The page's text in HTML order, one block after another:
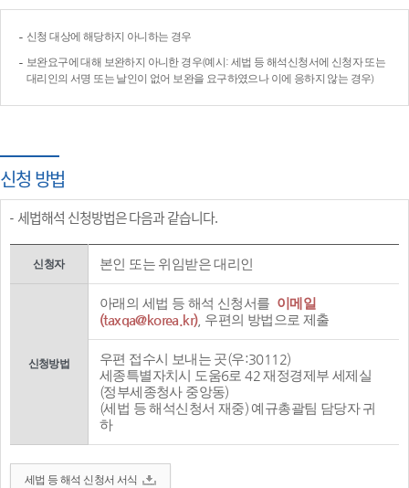
신청 대상에 해당하지 아니하는 경우
보완요구에 대해 보완하지 아니한 경우(예시: 세법 등 해석신청서에 신청자 또는
대리인의 서명 또는 날인이 없어 보완을 요구하였으나 이에 응하지 않는 경우)
신청 방법
세법해석 신청방법은 다음과 같습니다.
신청자 본인 또는 위임받은 대리인
신청방법
아래의 세법 등 해석 신청서를 이메일
(taxqa@korea.kr), 우편의 방법으로 제출
우편 접수시 보내는 곳(우:30112)
세종특별자치시 도움6로 42 재정경제부 세제실
(정부세종청사 중앙동)
(세법 등 해석신청서 재중) 예규총괄팀 담당자 귀
하
세법 등 해석 신청서 서식